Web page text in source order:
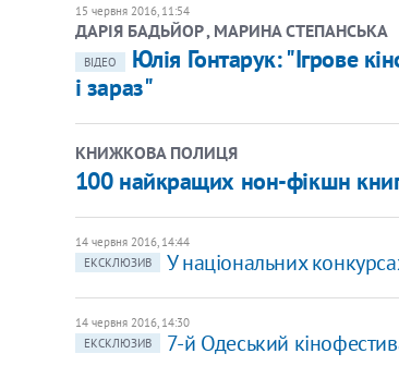
15 червня 2016, 11:54
ДАРІЯ БАДЬЙОР , МАРИНА СТЕПАНСЬКА
ВІДЕО
Юлія Гонтарук: "Ігрове
і зараз"
КНИЖКОВА ПОЛИЦЯ
100 найкращих нон-фікшн книг
14 червня 2016, 14:44
ЕКСКЛЮЗИВ
У національних
14 червня 2016, 14:30
ЕКСКЛЮЗИВ
7-й Одеський